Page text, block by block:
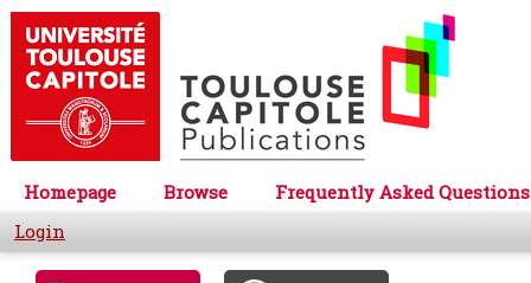
Homepage Browse
Frequently Asked Questions
Login